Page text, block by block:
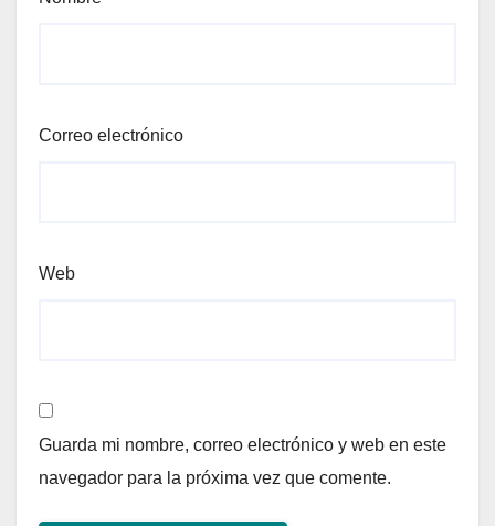
Correo electrónico
Web
Guarda mi nombre, correo electrónico y web en este
navegador para la próxima vez que comente.